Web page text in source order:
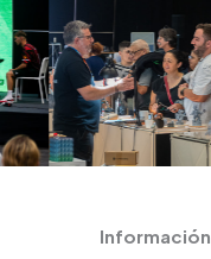
Información